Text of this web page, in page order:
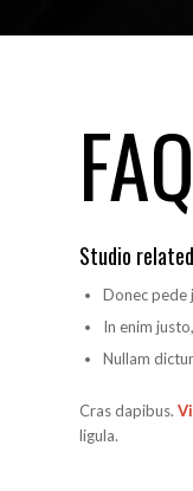
FAQ
Studio related
Donec pede
In enim
Nullam
Cras dapibus.
ligula.